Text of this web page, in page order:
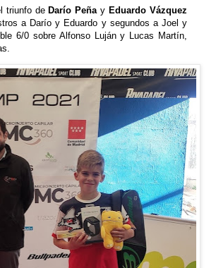
triunfo deDarío Peña yEduardo Vázquez
a Darío y Eduardo y segundos a Joel y
6/0 sobre Alfonso Luján y Lucas Martín,